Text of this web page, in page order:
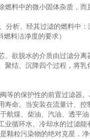
料中的微小固体杂质，
析、经其过滤的燃料中：
料洁净度的要求）
脱水的介质由过滤分离
结、沉降四个过程，将
的保护性的前置过滤器。
命。当安装在流量计、控
煤、柴油、汽油、透平
循环水、冷却水的过滤能
粒污染物的绝对克星，净